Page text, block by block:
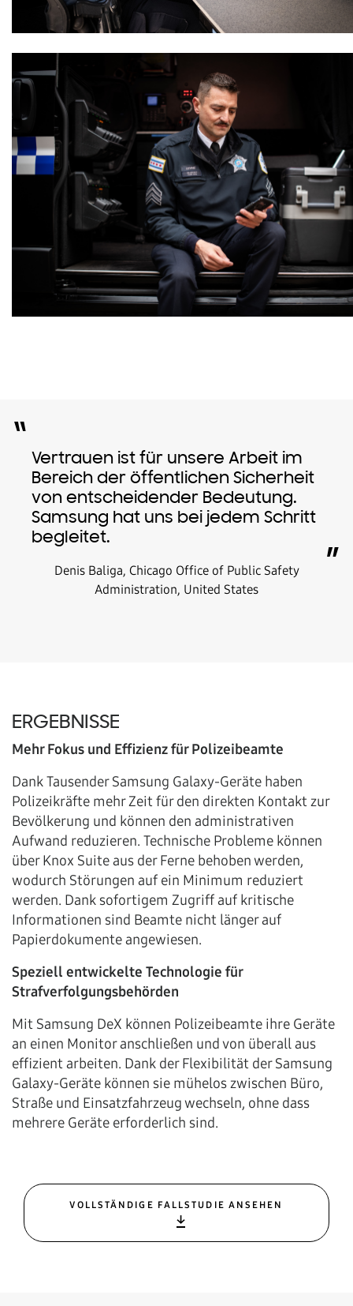
“ Vertrauen ist für unsere Arbeit im
Bereich der öffentlichen Sicherheit
von entscheidender Bedeutung.
Samsung hat uns bei jedem Schritt
begleitet.
Denis Baliga, Chicago Office of Public Safety
Administration, United States
”
ERGEBNISSE
Mehr Fokus und Effizienz für Polizeibeamte
Dank Tausender Samsung Galaxy-Geräte haben
Polizeikräfte mehr Zeit für den direkten Kontakt zur
Bevölkerung und können den administrativen
Aufwand reduzieren. Technische Probleme können
über Knox Suite aus der Ferne behoben werden,
wodurch Störungen auf ein Minimum reduziert
werden. Dank sofortigem Zugriff auf kritische
Informationen sind Beamte nicht länger auf
Papierdokumente angewiesen.
Speziell entwickelte Technologie für
Strafverfolgungsbehörden
Mit Samsung DeX können Polizeibeamte ihre Geräte
an einen Monitor anschließen und von überall aus
effizient arbeiten. Dank der Flexibilität der Samsung
Galaxy-Geräte können sie mühelos zwischen Büro,
Straße und Einsatzfahrzeug wechseln, ohne dass
mehrere Geräte erforderlich sind.
VOLLSTÄNDIGE FALLSTUDIE ANSEHEN